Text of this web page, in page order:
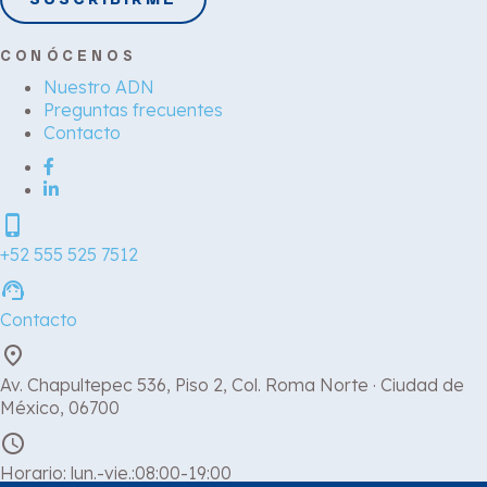
CONÓCENOS
Nuestro ADN
Preguntas frecuentes
Contacto
phone_iphone
+52 555 525 7512
support_agent
Contacto
place
Av. Chapultepec 536, Piso 2, Col. Roma Norte · Ciudad de
México, 06700
schedule
Horario: lun.-vie.:08:00-19:00